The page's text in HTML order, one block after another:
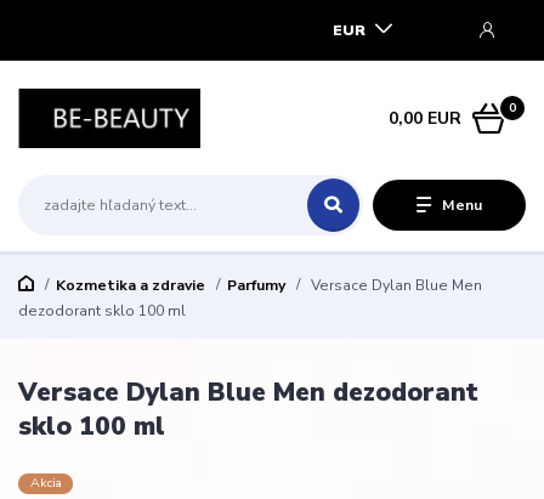
Menu
EUR
0
0,00 EUR
Kozmetika a zdravie Parfumy
Versace Dylan Blue Men
dezodorant sklo 100 ml
Versace Dylan Blue Men dezodorant
sklo 100 ml
Akcia